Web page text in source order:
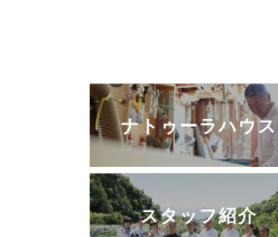
ナトゥーラハウス
スタッフ紹介